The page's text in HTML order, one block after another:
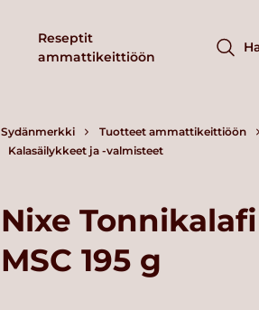
Reseptit
ammattikeittiöön
Sydänmerkki Tuotteet ammattikeittiöön
Kalasäilykkeet ja -valmisteet
Nixe
MSC 195 g